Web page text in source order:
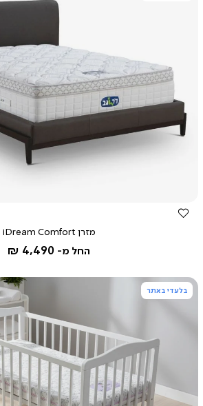
מהירה
מזרן iDream Comfort
החל מ- 4,490 ₪
בלעדי באתר